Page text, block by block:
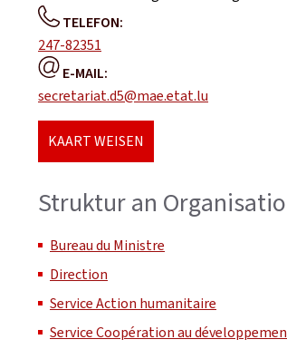
TELEFON:
247-82351
E-MAIL:
secretariat.d5@mae.etat.lu
KAART WEISEN
Struktur an
Bureau du Ministre
Direction
Service Action humanitaire
Service Coopération au